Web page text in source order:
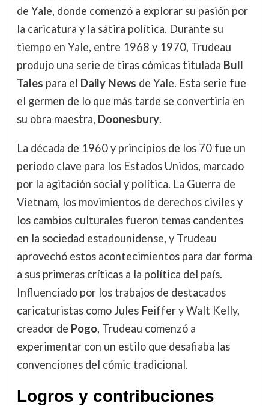
de Yale, donde comenzó a explorar su pasión por
la caricatura y la sátira política. Durante su
tiempo en Yale, entre 1968 y 1970, Trudeau
produjo una serie de tiras cómicas titulada Bull
Tales para el Daily News de Yale. Esta serie fue
el germen de lo que más tarde se convertiría en
su obra maestra, Doonesbury.
La década de 1960 y principios de los 70 fue un
periodo clave para los Estados Unidos, marcado
por la agitación social y política. La Guerra de
Vietnam, los movimientos de derechos civiles y
los cambios culturales fueron temas candentes
en la sociedad estadounidense, y Trudeau
aprovechó estos acontecimientos para dar forma
a sus primeras críticas a la política del país.
Influenciado por los trabajos de destacados
caricaturistas como Jules Feiffer y Walt Kelly,
creador de Pogo, Trudeau comenzó a
experimentar con un estilo que desafiaba las
convenciones del cómic tradicional.
Logros y contribuciones